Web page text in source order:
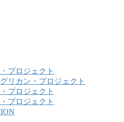
プロジェクト
リカン・プロジェクト
プロジェクト
プロジェクト